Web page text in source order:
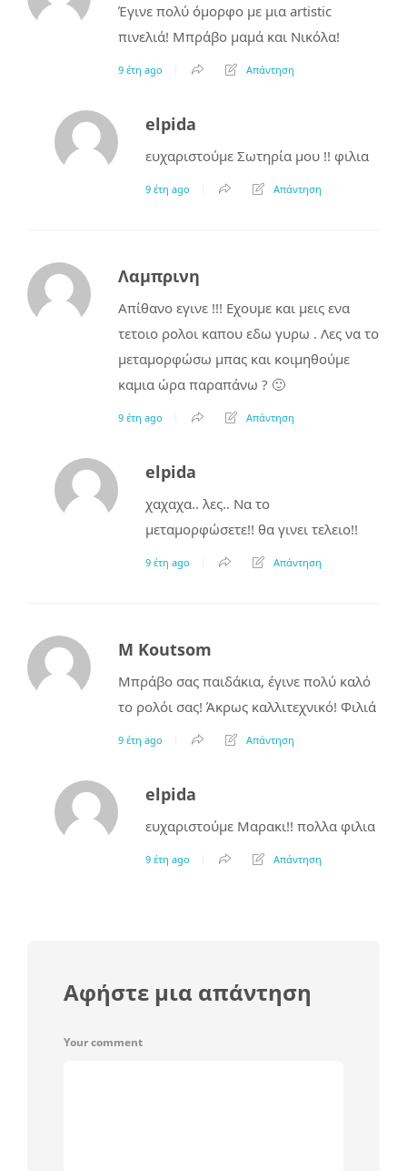
Έγινε πολύ όμορφο με μια artistic
πινελιά! Μπράβο μαμά και Νικόλα!
9 έτη ago Απάντηση
elpida
ευχαριστούμε Σωτηρία μου !! φιλια
9 έτη ago Απάντηση
Λαμπρινη
Απίθανο εγινε !!! Εχουμε και μεις ενα
τετοιο ρολοι καπου εδω γυρω . Λες να το
μεταμορφώσω μπας και κοιμηθούμε
καμια ώρα παραπάνω ? 🙂
9 έτη ago Απάντηση
elpida
χαχαχα.. λες.. Να το
μεταμορφώσετε!! θα γινει τελειο!!
9 έτη ago Απάντηση
M Koutsom
Μπράβο σας παιδάκια, έγινε πολύ καλό
το ρολόι σας! Άκρως καλλιτεχνικό! Φιλιά
9 έτη ago Απάντηση
elpida
ευχαριστούμε Μαρακι!! πολλα φιλια
9 έτη ago Απάντηση
Αφήστε μια απάντηση
Your comment